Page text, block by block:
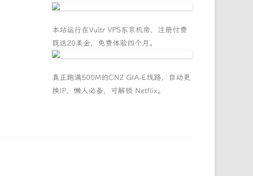
本站运行在Vultr VPS东京机房，注册付费
既送20美金，免费体验四个月。
真正跑满500M的CN2 GIA-E线路，自动更
换IP，懒人必备，可解锁 Netflix。